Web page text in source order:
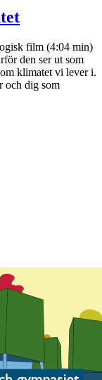
film (4:04 min)
den ser ut som
klimatet vi lever i.
och dig som